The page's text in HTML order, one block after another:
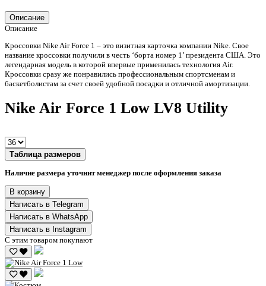
Описание
Описание
Кроссовки Nike Air Force 1 – это визитная карточка компании Nike. Свое
название кроссовки получили в честь ‘борта номер 1’ президента США. Это
легендарная модель в которой впервые применилась технология Air.
Кроссовки сразу же понравились профессиональным спортсменам и
баскетболистам за счет своей удобной посадки и отличной амортизации.
Nike Air Force 1 Low LV8 Utility
Таблица размеров
Наличие размера уточнит менеджер после оформления заказа
В корзину
Написать в Telegram
Написать в WhatsApp
Написать в Instagram
С этим товаром покупают